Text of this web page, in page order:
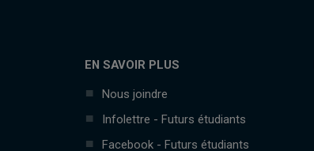
EN SAVOIR PLUS
Nous joindre
Infolettre - Futurs étudiants
Facebook - Futurs étudiants